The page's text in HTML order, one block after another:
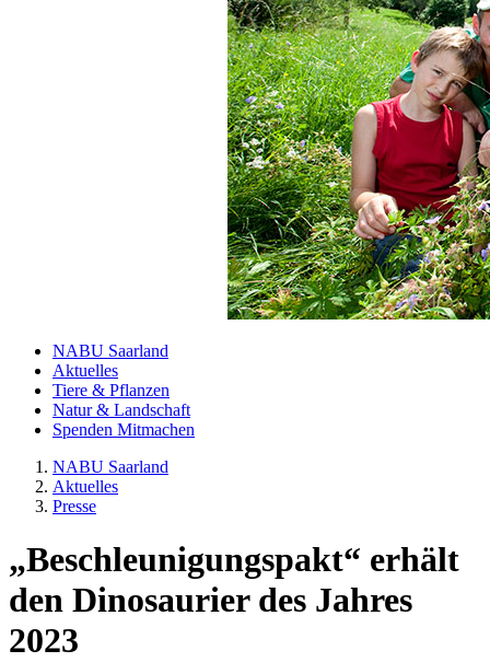
NABU Saarland
Aktuelles
Tiere & Pflanzen
Natur & Landschaft
Spenden Mitmachen
NABU Saarland
Aktuelles
Presse
„Beschleunigungspakt“ erhält
den Dinosaurier des Jahres
2023